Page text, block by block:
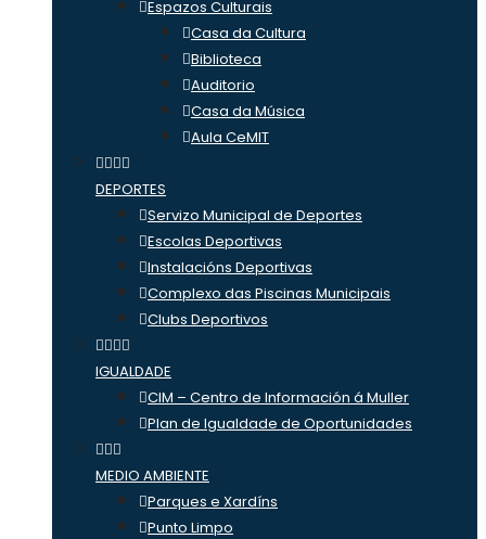
Espazos Culturais
Casa da Cultura
Biblioteca
Auditorio
Casa da Música
Aula CeMIT
DEPORTES
Servizo Municipal de Deportes
Escolas Deportivas
Instalacións Deportivas
Complexo das Piscinas Municipais
Clubs Deportivos
IGUALDADE
CIM – Centro de Información á Muller
Plan de Igualdade de Oportunidades
MEDIO AMBIENTE
Parques e Xardíns
Punto Limpo